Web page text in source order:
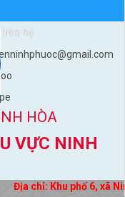
HÒA
VỰC NINH
Địa chỉ: Khu phố 6, xã
hệ